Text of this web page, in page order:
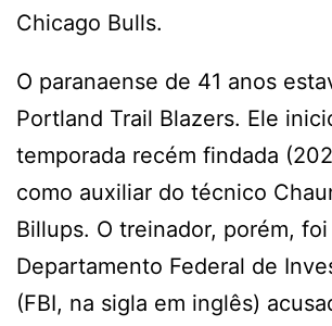
Chicago Bulls.
O paranaense de 41 anos
Portland Trail Blazers. Ele
temporada recém findada
como auxiliar do técnico
Billups. O treinador, porém,
Departamento Federal de
(FBI, na sigla em inglês)